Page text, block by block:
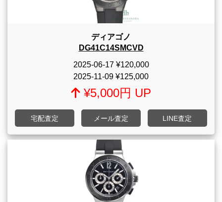
ディアゴノ
DG41C14SMCVD
2025-06-17¥120,000
2025-11-09 ¥125,000
¥5,000円 UP
宅配査定 メール査定 LINE査定